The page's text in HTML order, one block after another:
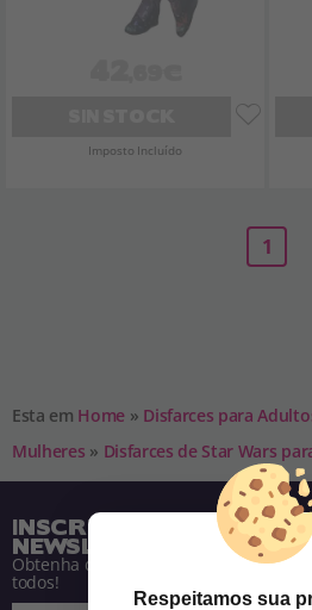
Imposto Incluído
1
Esta em Home » Disfarces para
Mulheres » Disfarces de Star Wars
INSCREVA-SE NA NOSSA
NEWSLETTER
Obtenha descontos e saiba de tudo
todos!
Respeitamos sua